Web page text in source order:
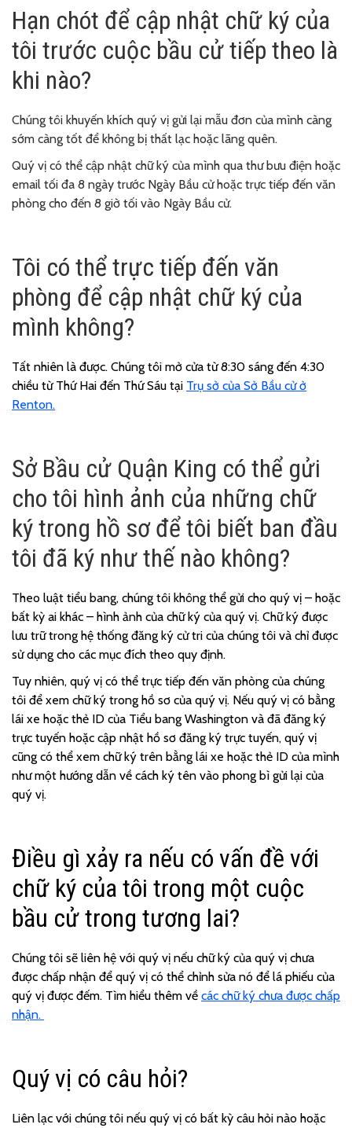
Hạn chót để cập nhật chữ ký của
tôi trước cuộc bầu cử tiếp theo là
khi nào?
Chúng tôi khuyến khích quý vị gửi lại mẫu đơn của mình càng
sớm càng tốt để không bị thất lạc hoặc lãng quên.
Quý vị có thể cập nhật chữ ký của mình qua thư bưu điện hoặc
email tối đa 8 ngày trước Ngày Bầu cử hoặc trực tiếp đến văn
phòng cho đến 8 giờ tối vào Ngày Bầu cử.
Tôi có thể trực tiếp đến văn
phòng để cập nhật chữ ký của
mình không?
Tất nhiên là được. Chúng tôi mở cửa từ 8:30 sáng đến 4:30
chiều từ Thứ Hai đến Thứ Sáu tại Trụ sở của Sở Bầu cử ở
Renton.
Sở Bầu cử Quận King có thể gửi
cho tôi hình ảnh của những chữ
ký trong hồ sơđể tôi biết ban đầu
tôi đã ký như thế nào không?
Theo luật tiểu bang, chúng tôi không thể gửi cho quý vị – hoặc
bất kỳ ai khác – hình ảnh của chữ ký của quý vị. Chữ ký được
lưu trữ trong hệ thống đăng ký cử tri của chúng tôi và chỉ được
sử dụng cho các mục đích theo quy định.
Tuy nhiên, quý vị có thể trực tiếp đến văn phòng của chúng
tôi để xem chữ ký trong hồ sơ của quý vị. Nếu quý vị có bằng
lái xe hoặc thẻ ID của Tiểu bang Washington và đã đăng ký
trực tuyến hoặc cập nhật hồ sơ đăng ký trực tuyến, quý vị
cũng có thể xem chữ ký trên bằng lái xe hoặc thẻ ID của mình
như một hướng dẫn về cách ký tên vào phong bì gửi lại của
quý vị.
Điều gì xảy ra nếu có vấn đề với
chữ ký của tôi trong một cuộc
bầu cử trong tương lai?
Chúng tôi sẽ liên hệ với quý vị nếu chữ ký của quý vị chưa
được chấp nhận để quý vị có thể chỉnh sửa nó để lá phiếu của
quý vị được đếm. Tìm hiểu thêm về các chữ ký chưa được chấp
nhận.
Quý vị có câu hỏi?
Liên lạc với chúng tôi nếu quý vị có bất kỳ câu hỏi nào hoặc